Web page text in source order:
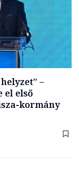
–
el első
kormány